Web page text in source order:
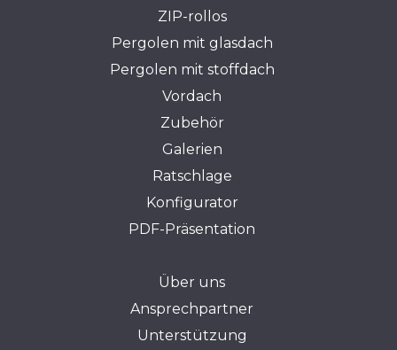
ZIP-rollos
Pergolen mit glasdach
Pergolen mit stoffdach
Vordach
Zubehör
Galerien
Ratschlage
Konfigurator
PDF-Präsentation
Über uns
Ansprechpartner
Unterstützung